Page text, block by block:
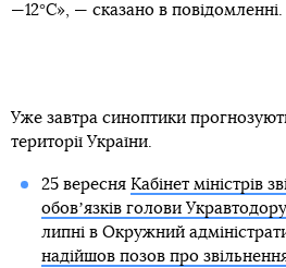
—12°C», — сказано в повідомленні.
Уже завтра синоптики
території України.
25 вересня Кабінет міністрів
обовʼязків голови
липні в Окружний
надійшов позов про